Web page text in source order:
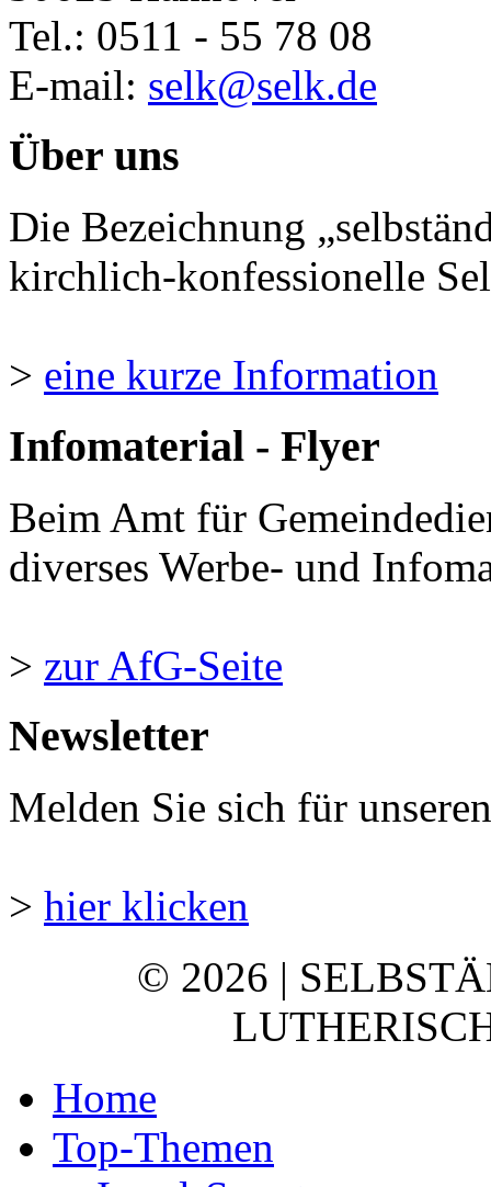
Tel.: 0511 - 55 78 08
E-mail: selk@selk.de
Über uns
Die Bezeichnung
kirchlich-konfessionelle
> eine kurze Information
Infomaterial - Flyer
Beim Amt für
diverses Werbe- und
> zur AfG-Seite
Newsletter
Melden Sie sich für
> hier klicken
© 2026 |
Home
Top-Themen